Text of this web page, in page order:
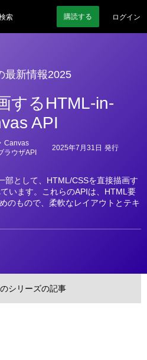
索 購読する ログイン
最新情報2025
するHTML-in-
API
部として、HTML/CSSを直接描画す
います。これらのAPIは、HTML要
のもので、柔軟なレイアウトとテキ
Canvas
ラウザAPI
2025年7月31日 発行
シリーズの記事